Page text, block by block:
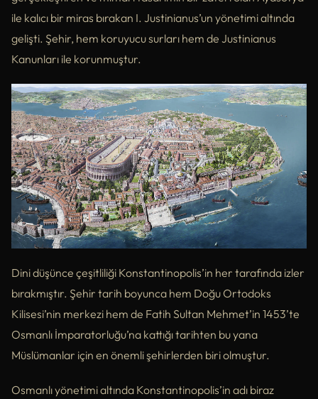
ile kalıcı bir miras bırakan I. Justinianus’un yönetimi altında
gelişti. Şehir, hem koruyucu surları hem de Justinianus
Kanunları ile korunmuştur.
Dini düşünce çeşitliliği Konstantinopolis’in her tarafında izler
bırakmıştır. Şehir tarih boyunca hem Doğu Ortodoks
Kilisesi’nin merkezi hem de Fatih Sultan Mehmet’in 1453’te
Osmanlı İmparatorluğu’na kattığı tarihten bu yana
Müslümanlar için en önemli şehirlerden biri olmuştur.
Osmanlı yönetimi altında Konstantinopolis’in adı biraz